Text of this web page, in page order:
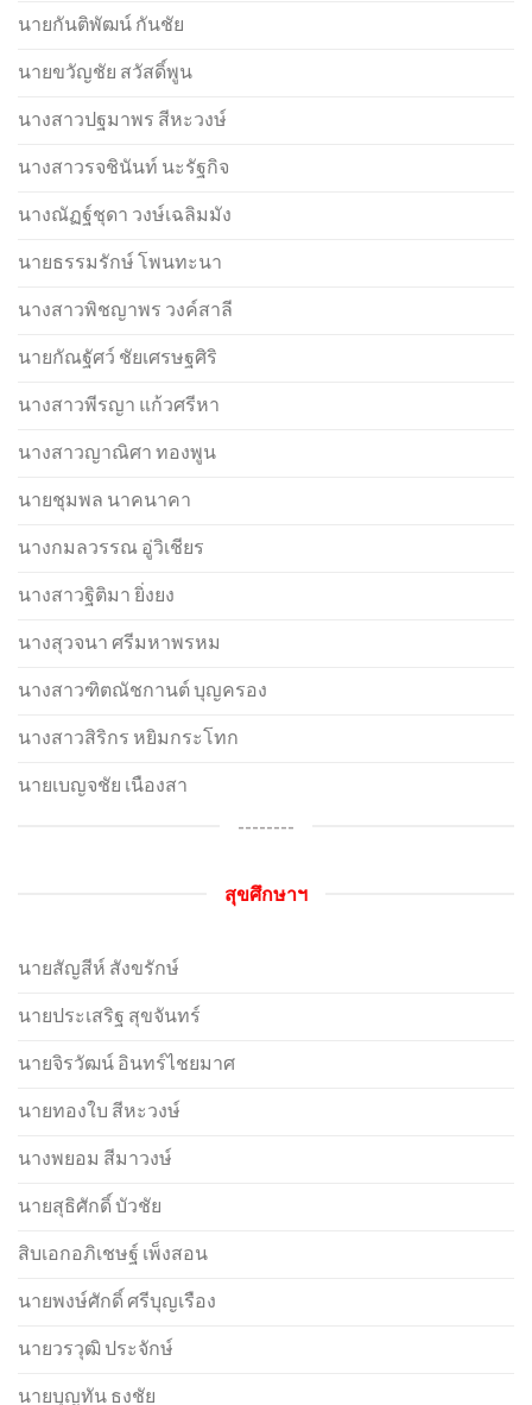
นายกันติพัฒน์ กันชัย
นายขวัญชัย สวัสดิ์พูน
นางสาวปฐมาพร สีหะวงษ์
นางสาวรจชินันท์ นะรัฐกิจ
นางณัฏฐ์ชุดา วงษ์เฉลิมมัง
นายธรรมรักษ์ โพนทะนา
นางสาวพิชญาพร วงค์สาลี
นายกัณฐัศว์ ชัยเศรษฐศิริ
นางสาวพีรญา แก้วศรีหา
นางสาวญาณิศา ทองพูน
นายชุมพล นาคนาคา
นางกมลวรรณ อู่วิเชียร
นางสาวฐิติมา ยิ่งยง
นางสุวจนา ศรีมหาพรหม
นางสาวฑิตณัชกานต์ บุญครอง
นางสาวสิริกร หยิมกระโทก
นายเบญจชัย เนืองสา
--------
สุขศึกษาฯ
นายสัญสีห์ สังขรักษ์
นายประเสริฐ สุขจันทร์
นายจิรวัฒน์ อินทร์ไชยมาศ
นายทองใบ สีหะวงษ์
นางพยอม สีมาวงษ์
นายสุธิศักดิ์ บัวชัย
สิบเอกอภิเชษฐ์ เพ็งสอน
นายพงษ์ศักดิ์ ศรีบุญเรือง
นายวรวุฒิ ประจักษ์
นายบุญทัน ธงชัย